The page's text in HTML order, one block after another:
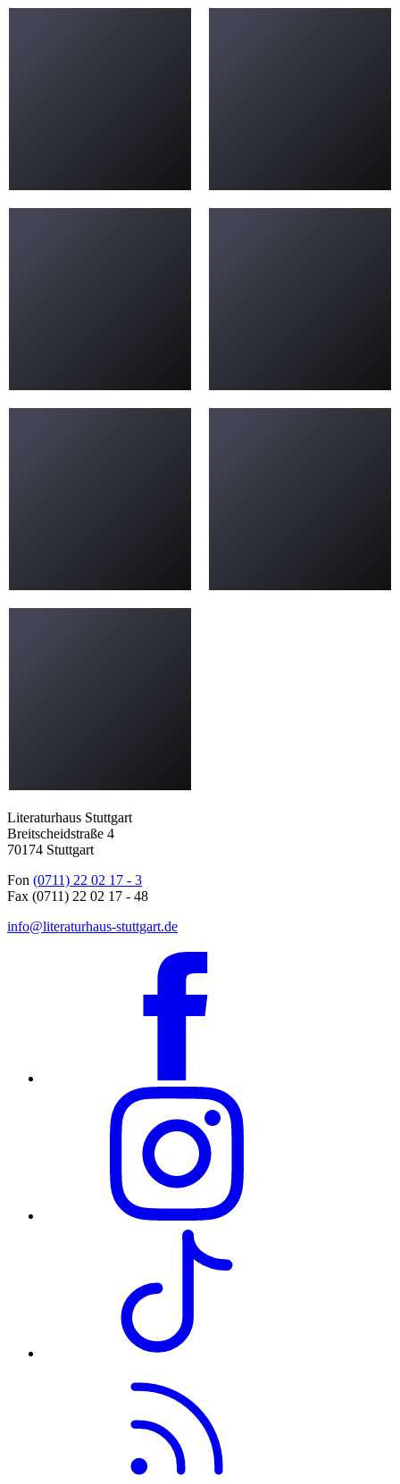
Literaturhaus Stuttgart
Breitscheidstraße 4
70174 Stuttgart
Fon (0711) 22 02 17 - 3
Fax (0711) 22 02 17 - 48
info@literaturhaus-stuttgart.de